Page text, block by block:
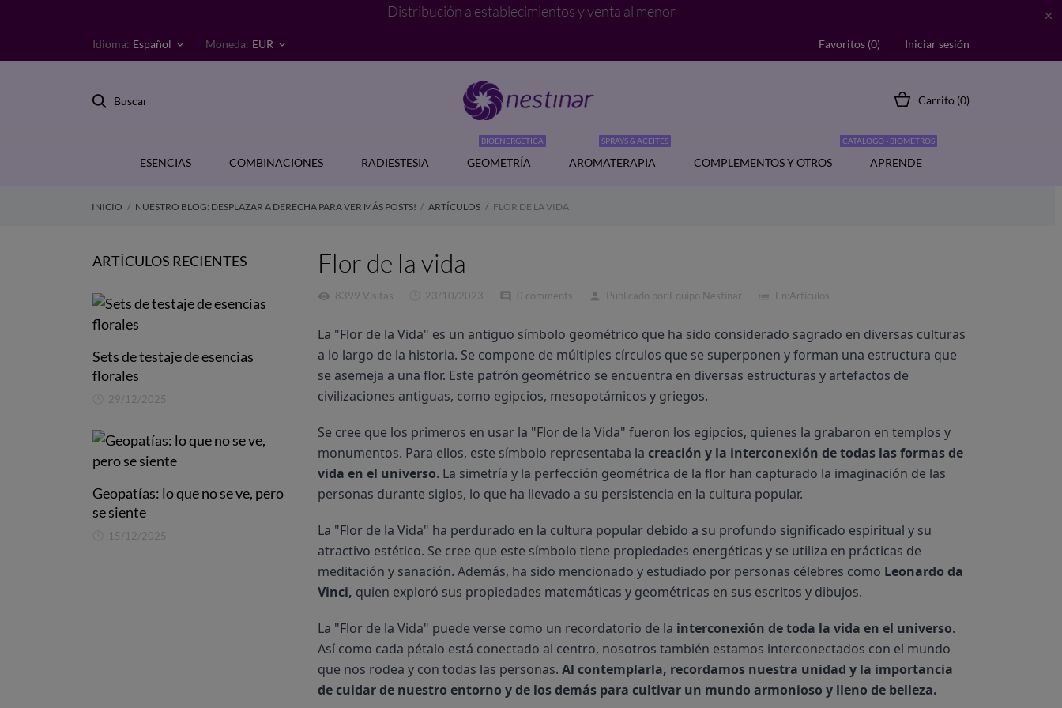
Distribución a establecimientos y venta al menor 
Idioma: Español keyboard_arrow_down Moneda: EUR keyboard_arrow_down Favoritos (0) Iniciar sesión
Buscar Carrito (0)
ESENCIAS COMBINACIONES RADIESTESIA GEOMETRÍA
BIOENERGÉTICA
AROMATERAPIA
SPRAYS & ACEITES
COMPLEMENTOS Y OTROS APRENDE
CATÁLOGO - BIÓMETROS
INICIO NUESTRO BLOG: DESPLAZAR A DERECHA PARA VER MÁS POSTS! ARTÍCULOS FLOR DE LA VIDA
ARTÍCULOS RECIENTES
Sets de testaje de esencias
florales
29/12/2025
Geopatías: lo que no se ve, pero
se siente
15/12/2025
Flor de la vida
visibility 8399 Visitas 23/10/2023 comment 0 comments person Publicado por:Equipo Nestinar list En:Artículos
La "Flor de la Vida" es un antiguo símbolo geométrico que ha sido considerado sagrado en diversas culturas
a lo largo de la historia. Se compone de múltiples círculos que se superponen y forman una estructura que
se asemeja a una flor. Este patrón geométrico se encuentra en diversas estructuras y artefactos de
civilizaciones antiguas, como egipcios, mesopotámicos y griegos.
Se cree que los primeros en usar la "Flor de la Vida" fueron los egipcios, quienes la grabaron en templos y
monumentos. Para ellos, este símbolo representaba la creación y la interconexión de todas las formas de
vida en el universo. La simetría y la perfección geométrica de la flor han capturado la imaginación de las
personas durante siglos, lo que ha llevado a su persistencia en la cultura popular.
La "Flor de la Vida" ha perdurado en la cultura popular debido a su profundo significado espiritual y su
atractivo estético. Se cree que este símbolo tiene propiedades energéticas y se utiliza en prácticas de
meditación y sanación. Además, ha sido mencionado y estudiado por personas célebres como Leonardo da
Vinci, quien exploró sus propiedades matemáticas y geométricas en sus escritos y dibujos.
La "Flor de la Vida" puede verse como un recordatorio de la interconexión de toda la vida en el universo.
Así como cada pétalo está conectado al centro, nosotros también estamos interconectados con el mundo
que nos rodea y con todas las personas. Al contemplarla, recordamos nuestra unidad y la importancia
de cuidar de nuestro entorno y de los demás para cultivar un mundo armonioso y lleno de belleza.